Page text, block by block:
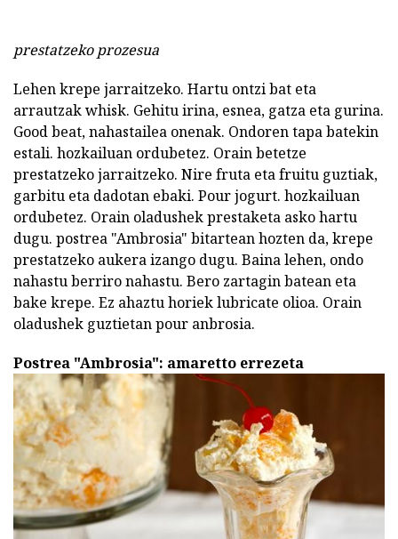
prestatzeko prozesua
Lehen krepe jarraitzeko. Hartu ontzi bat eta
arrautzak whisk. Gehitu irina, esnea, gatza eta gurina.
Good beat, nahastailea onenak. Ondoren tapa batekin
estali. hozkailuan ordubetez. Orain betetze
prestatzeko jarraitzeko. Nire fruta eta fruitu guztiak,
garbitu eta dadotan ebaki. Pour jogurt. hozkailuan
ordubetez. Orain oladushek prestaketa asko hartu
dugu. postrea "Ambrosia" bitartean hozten da, krepe
prestatzeko aukera izango dugu. Baina lehen, ondo
nahastu berriro nahastu. Bero zartagin batean eta
bake krepe. Ez ahaztu horiek lubricate olioa. Orain
oladushek guztietan pour anbrosia.
Postrea "Ambrosia": amaretto errezeta